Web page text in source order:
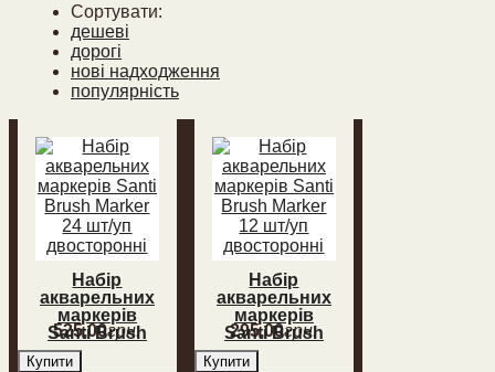
Сортувати:
дешеві
дорогі
нові надходження
популярність
Набір
акварельних
маркерів
Santi Brush
Marker 24 шт/
525,00грн.
Купити
Набір
акварельних
маркерів
Santi Brush
Marker 12 шт/
295,00грн.
Купити